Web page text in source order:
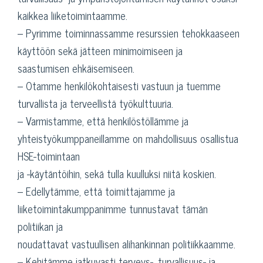
kaikkea liiketoimintaamme.
– Pyrimme toiminnassamme resurssien tehokkaaseen
käyttöön sekä jätteen minimoimiseen ja
saastumisen ehkäisemiseen.
– Otamme henkilökohtaisesti vastuun ja tuemme
turvallista ja terveellistä työkulttuuria.
– Varmistamme, että henkilöstöllämme ja
yhteistyökumppaneillamme on mahdollisuus osallistua
HSE-toimintaan
ja -käytäntöihin, sekä tulla kuulluksi niitä koskien.
– Edellytämme, että toimittajamme ja
liiketoimintakumppanimme tunnustavat tämän
politiikan ja
noudattavat vastuullisen alihankinnan politiikkaamme.